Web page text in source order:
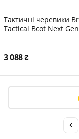
Тактичні черевики
Tactical Boot Next
3 088